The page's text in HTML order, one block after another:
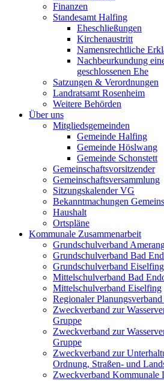
Finanzen
Standesamt Halfing
Eheschließungen
Kirchenaustritt
Namensrechtliche
Nachbeurkundung
geschlossenen Ehe
Satzungen & Verordnungen
Landratsamt Rosenheim
Weitere Behörden
Über uns
Mitgliedsgemeinden
Gemeinde Halfing
Gemeinde Höslwang
Gemeinde Schonstett
Gemeinschaftsvorsitzender
Gemeinschaftsversammlung
Sitzungskalender VG
Bekanntmachungen
Haushalt
Ortspläne
Kommunale Zusammenarbeit
Grundschulverband
Grundschulverband Bad
Grundschulverband Eiselfing
Mittelschulverband Bad
Mittelschulverband Eiselfing
Regionaler
Zweckverband zur
Gruppe
Zweckverband zur
Gruppe
Zweckverband zur
Ordnung, Straßen- und
Zweckverband Kommunale